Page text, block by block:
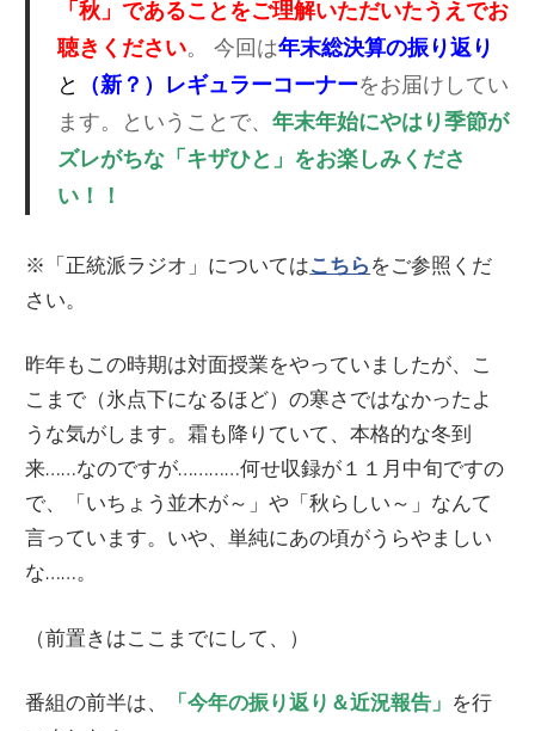
「秋」であることをご理解いただいたうえでお
聴きください。 今回は年末総決算の振り返り
と
（新？）レギュラーコーナーをお届けしてい
ます。ということで、 年末年始にやはり季節が
ズレがちな「キザひと」をお楽しみくださ
い！！
※「正統派ラジオ」についてはこちらをご参照くだ
さい。
昨年もこの時期は対面授業をやっていましたが、こ
こまで（氷点下になるほど）の寒さではなかったよ
うな気がします。霜も降りていて、本格的な冬到
来……なのですが…………何せ収録が１１月中旬ですの
で、「いちょう並木が～」や「秋らしい～」なんて
言っています。いや、単純にあの頃がうらやましい
な……。
（前置きはここまでにして、）
番組の前半は、 「今年の振り返り＆近況報告」 を行